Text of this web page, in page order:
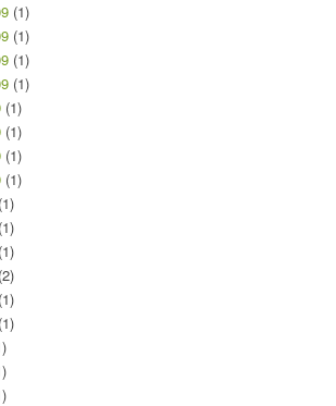
(1)
(1)
(1)
(1)
(1)
(1)
(1)
(1)
(1)
(1)
(1)
(2)
(1)
(1)